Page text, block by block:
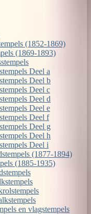
(1852-1869)
(1869-1893)
Deel a
Deel b
Deel c
Deel d
Deel e
Deel f
Deel g
Deel h
Deel i
(1877-1894)
(1885-1935)
en vlagstempels